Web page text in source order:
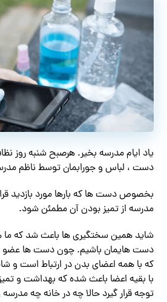
یاد ایام مدرسه بخیر. هرصبح شنبه روز
دست ، لباس و جورابمان توسط ناظم
بخصوص دست ها که بارها مورد بازدید
مدرسه از تمیز بودن آن مطمئن شود.
شاید همین سختگیری ها باعث شد که
دست هایمان باشیم. چون دست ها
که با همه اعضای بدن در ارتباط است و
با بقیه اعضا باعث شده که بهداشت و
توجه قرار گیرد حالا چه در خانه چه